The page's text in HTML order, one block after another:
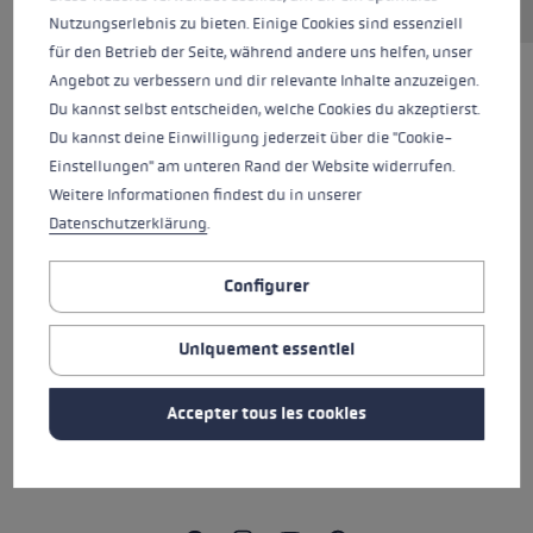
TOUTES LES CARACTÉRISTIQUES
Nutzungserlebnis zu bieten. Einige Cookies sind essenziell
für den Betrieb der Seite, während andere uns helfen, unser
Angebot zu verbessern und dir relevante Inhalte anzuzeigen.
Du kannst selbst entscheiden, welche Cookies du akzeptierst.
Du kannst deine Einwilligung jederzeit über die "Cookie-
Einstellungen" am unteren Rand der Website widerrufen.
Weitere Informationen findest du in unserer
Datenschutzerklärung.
Configurer
Uniquement essentiel
Accepter tous les cookies